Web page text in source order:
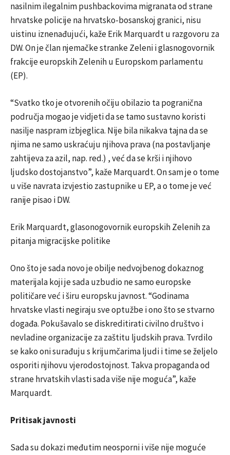
nasilnim ilegalnim pushbackovima migranata od strane
hrvatske policije na hrvatsko-bosanskoj granici, nisu
uistinu iznenađujući, kaže Erik Marquardt u razgovoru za
DW. On je član njemačke stranke Zeleni i glasnogovornik
frakcije europskih Zelenih u Europskom parlamentu
(EP).
“Svatko tko je otvorenih očiju obilazio ta pogranična
područja mogao je vidjeti da se tamo sustavno koristi
nasilje naspram izbjeglica. Nije bila nikakva tajna da se
njima ne samo uskraćuju njihova prava (na postavljanje
zahtijeva za azil, nap. red.) , već da se krši i njihovo
ljudsko dostojanstvo”, kaže Marquardt. On sam je o tome
u više navrata izvjestio zastupnike u EP, a o tome je već
ranije pisao i DW.
Erik Marquardt, glasonogovornik europskih Zelenih za
pitanja migracijske politike
Ono što je sada novo je obilje nedvojbenog dokaznog
materijala koji je sada uzbudio ne samo europske
političare već i širu europsku javnost. “Godinama
hrvatske vlasti negiraju sve optužbe i ono što se stvarno
događa. Pokušavalo se diskreditirati civilno društvo i
nevladine organizacije za zaštitu ljudskih prava. Tvrdilo
se kako oni surađuju s krijumčarima ljudi i time se željelo
osporiti njihovu vjerodostojnost. Takva propaganda od
strane hrvatskih vlasti sada više nije moguća”, kaže
Marquardt.
Pritisak javnosti
Sada su dokazi međutim neosporni i više nije moguće